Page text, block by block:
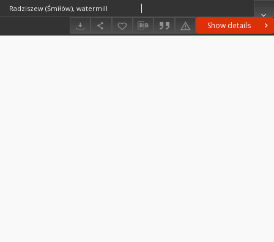
Show details
Radziszew (Śmiłów), watermill